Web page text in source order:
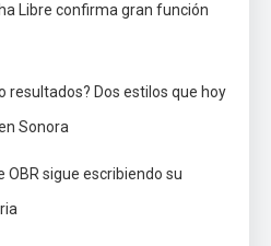
Libre confirma gran función
resultados? Dos estilos que hoy
Sonora
OBR sigue escribiendo su